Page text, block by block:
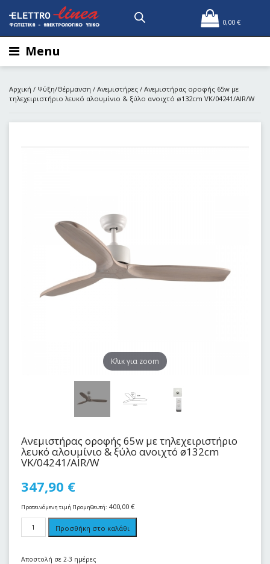
0,00 €
Menu
Αρχική / Ψύξη/Θέρμανση / Ανεμιστήρες / Ανεμιστήρας οροφής 65w με
τηλεχειριστήριο λευκό αλουμίνιο & ξύλο ανοιχτό ø132cm VK/04241/AIR/W
Kλικ για zoom
Ανεμιστήρας οροφής 65w με τηλεχειριστήριο
λευκό αλουμίνιο & ξύλο ανοιχτό ø132cm
VK/04241/AIR/W
347,90 €
Προτεινόμενη τιμή Προμηθευτή: 400,00 €
Προσθήκη στο καλάθι
Αποστολή σε 2-3 ημέρες